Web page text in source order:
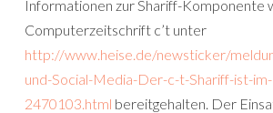
Informationen zur Shariff-Komponente
Computerzeitschrift c’t unter
http://www.heise.de/newsticker/
und-Social-Media-Der-c-t-Shariff-ist-
2470103.html bereitgehalten. Der